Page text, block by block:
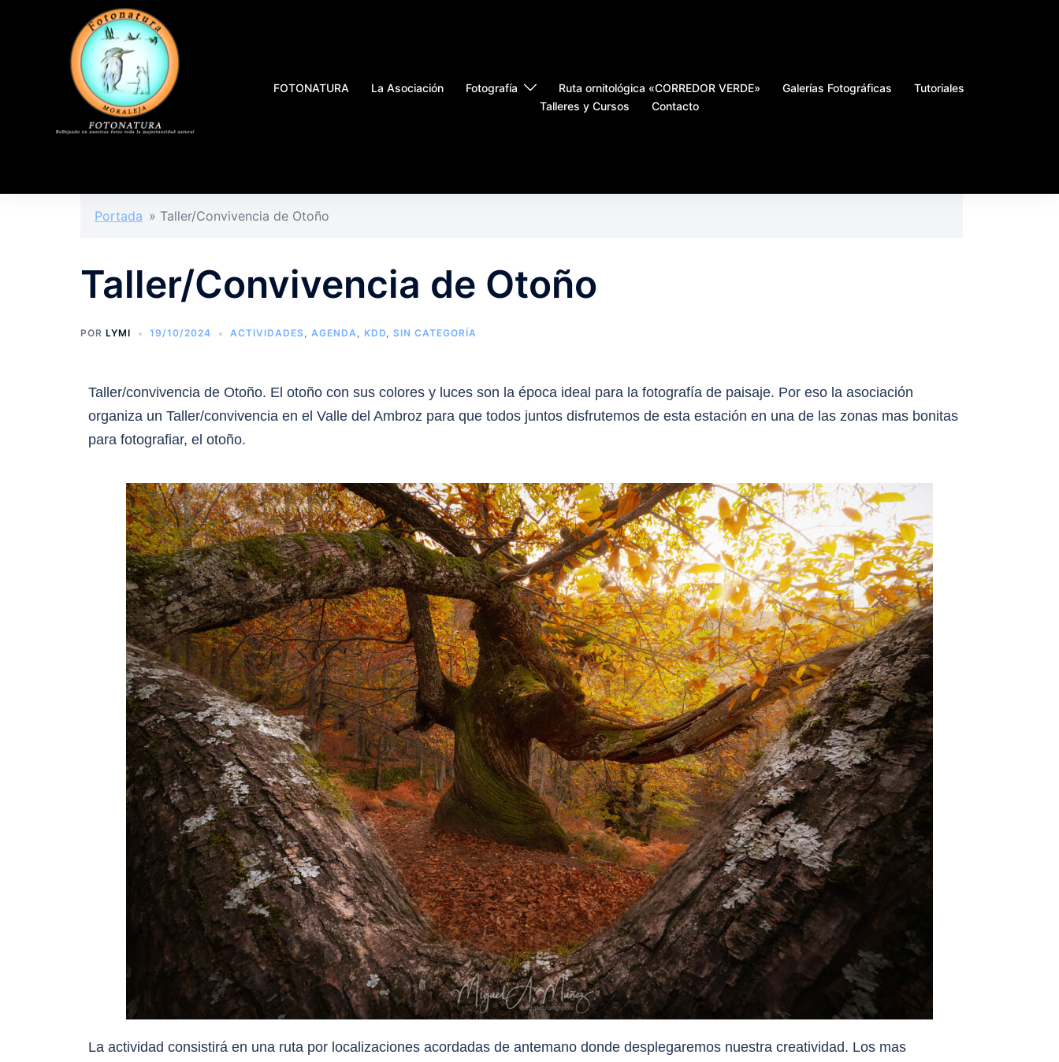
FOTONATURA La Asociación Fotografía Ruta ornitológica «CORREDOR VERDE» Galerías Fotográficas
Tutoriales
Talleres y Cursos
Contacto
Portada » Taller/Convivencia de Otoño
Taller/Convivencia de Otoño
POR LYMI 19/10/2024 ACTIVIDADES, AGENDA, KDD, SIN CATEGORÍA
Taller/convivencia de Otoño. El otoño con sus colores y luces son la época ideal para la fotografía de paisaje. Por eso la asociación
organiza un Taller/convivencia en el Valle del Ambroz para que todos juntos disfrutemos de esta estación en una de las zonas mas bonitas
para fotografiar, el otoño.
La actividad consistirá en una ruta por localizaciones acordadas de antemano donde desplegaremos nuestra creatividad. Los mas